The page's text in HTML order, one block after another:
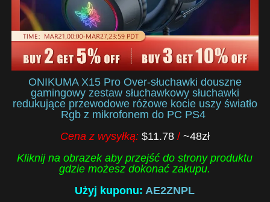
ONIKUMA X15 Pro Over-słuchawki douszne
gamingowy zestaw słuchawkowy słuchawki
redukujące przewodowe różowe kocie uszy światło
Rgb z mikrofonem do PC PS4
Cena z wysyłką: $11.78 / ~48zł
Kliknij na obrazek aby przejść do strony produktu
gdzie możesz dokonać zakupu.
Użyj kuponu: AE2ZNPL